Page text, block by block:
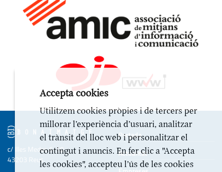
Portada
Actualitat
c/ Illes Medes 6-10
43203 Reus
Accepta cookies
Utilitzem cookies pròpies i de tercers per
millorar l’experiència d’usuari, analitzar
el trànsit del lloc web i personalitzar el
contingut i anuncis. En fer clic a "Accepta
les cookies", accepteu l’ús de les cookies